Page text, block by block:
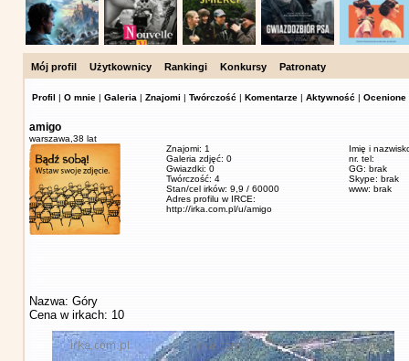
Mój profil Użytkownicy Rankingi Konkursy Patronaty
Profil | O mnie | Galeria | Znajomi | Twórczość | Komentarze | Aktywność | Ocenione
amigo
warszawa, 38 lat
Znajomi: 1
Galeria zdjęć: 0
Gwiazdki: 0
Twórczość: 4
Stan/cel irków: 9,9 / 60000
Adres profilu w IRCE:
http://irka.com.pl/u/amigo
Imię i
nr. tel:
GG: brak
Skype: brak
www: brak
Nazwa: Góry
Cena w irkach: 10